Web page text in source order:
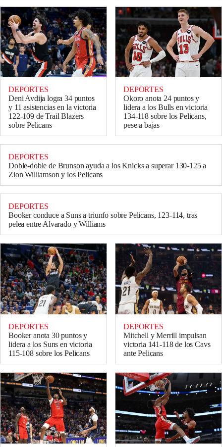
DEPORTES
Deni Avdija logra 34 puntos
y 11 asistencias en la victoria
122-109 de Trail Blazers
sobre Pelicans
DEPORTES
Okoro anota 24 puntos y
lidera a los Bulls en victoria
134-118 sobre los Pelicans,
pese a bajas
DEPORTES
Doble-doble de Brunson ayuda a los Knicks a superar 130-125 a
Zion Williamson y los Pelicans
DEPORTES
Booker conduce a Suns a triunfo sobre Pelicans, 123-114, tras
pelea entre Alvarado y Williams
DEPORTES
Booker anota 30 puntos y
lidera a los Suns en victoria
115-108 sobre los Pelicans
DEPORTES
Mitchell y Merrill impulsan
victoria 141-118 de los Cavs
ante Pelicans